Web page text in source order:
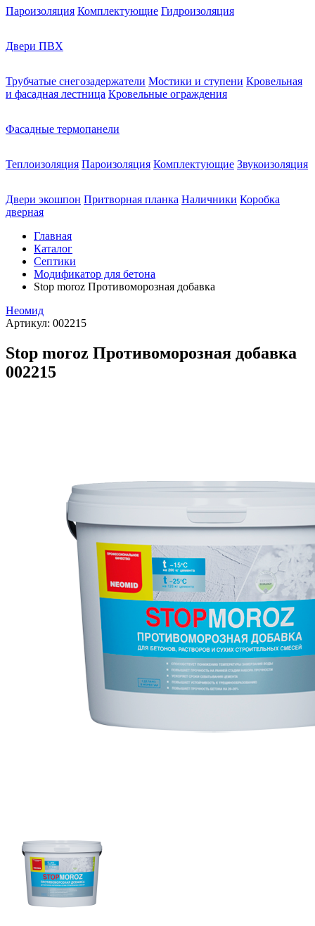
Пароизоляция Комплектующие Гидроизоляция
Двери ПВХ
Трубчатые снегозадержатели Мостики и ступени Кровельная
и фасадная лестница Кровельные ограждения
Фасадные термопанели
Теплоизоляция Пароизоляция Комплектующие Звукоизоляция
Двери экошпон Притворная планка Наличники Коробка
дверная
Главная
Каталог
Септики
Модификатор для бетона
Stop moroz Противоморозная добавка
Неомид
Артикул: 002215
Stop moroz Противоморозная добавка
002215